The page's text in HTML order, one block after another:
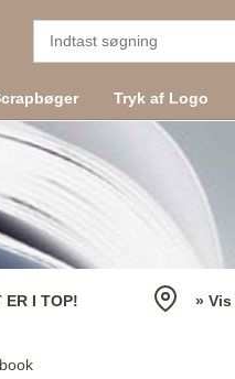
Tryk af Logo
ER I TOP! »